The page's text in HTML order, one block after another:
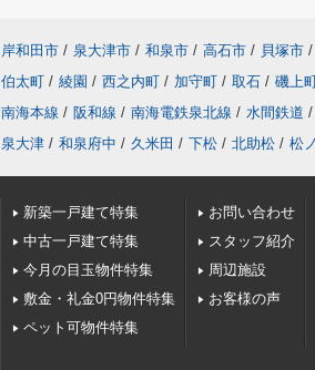
岸和田市 / 泉大津市 / 和泉市 / 高石市 / 貝塚市 /
伯太町 / 綾園 / 西之内町 / 加守町 / 取石 / 磯上
南海本線 / 阪和線 / 南海電鉄泉北線 / 水間鉄道 /
泉大津 / 和泉府中 / 久米田 / 下松 / 北助松 / 松
新築一戸建て特集
中古一戸建て特集
今月の目玉物件特集
敷金・礼金0円物件特集
ペット可物件特集
お問い合わせ
スタッフ紹介
周辺施設
お客様の声